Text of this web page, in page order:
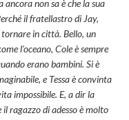
ancora non sa è che la sua
il fratellastro di Jay,
in città. Bello, un
l’oceano, Cole è sempre
erano bambini. Si è
e Tessa è convinta
impossibile. E, a dir la
ragazzo di adesso è molto